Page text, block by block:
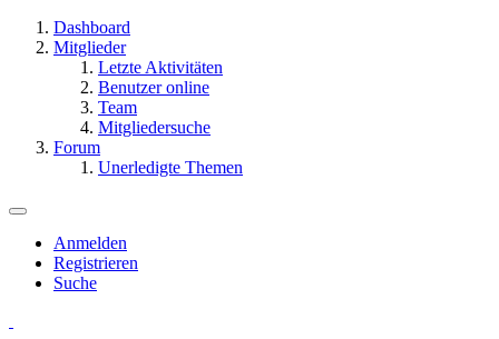
Dashboard
Mitglieder
Letzte Aktivitäten
Benutzer online
Team
Mitgliedersuche
Forum
Unerledigte Themen
Anmelden
Registrieren
Suche